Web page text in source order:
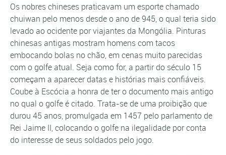
Os nobres chineses praticavam um esporte chamado
chuiwan pelo menos desde o ano de 945, o qual teria sido
levado ao ocidente por viajantes da Mongólia. Pinturas
chinesas antigas mostram homens com tacos
embocando bolas no chão, em cenas muito parecidas
com o golfe atual. Seja como for, a partir do século 15
começam a aparecer datas e histórias mais confiáveis.
Coube à Escócia a honra de ter o documento mais antigo
no qual o golfe é citado. Trata-se de uma proibição que
durou 45 anos, promulgada em 1457 pelo parlamento de
Rei Jaime II, colocando o golfe na ilegalidade por conta
do interesse de seus soldados pelo jogo.